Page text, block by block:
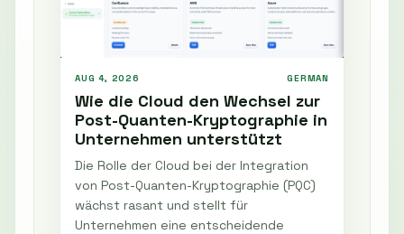
AUG 4, 2026 GERMAN
Wie die Cloud den Wechsel zur
Post-Quanten-Kryptographie in
Unternehmen unterstützt
Die Rolle der Cloud bei der Integration
von Post-Quanten-Kryptographie (PQC)
wächst rasant und stellt für
Unternehmen eine entscheidende